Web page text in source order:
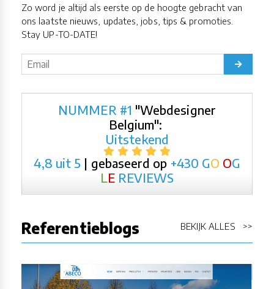
Zo word je altijd als eerste op de hoogte gebracht van
ons laatste nieuws, updates, jobs, tips & promoties.
Stay UP-TO-DATE!
NUMMER #1 "Webdesigner
Belgium":
Uitstekend
4,8 uit 5 | gebaseerd op +430 GO OG
LE REVIEWS
Referentieblogs BEKIJK ALLES >>